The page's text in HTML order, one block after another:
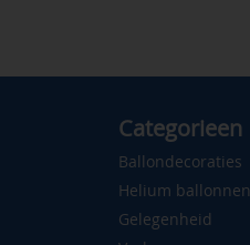
Categorieen
Ballondecoraties
Helium ballonnen
Gelegenheid